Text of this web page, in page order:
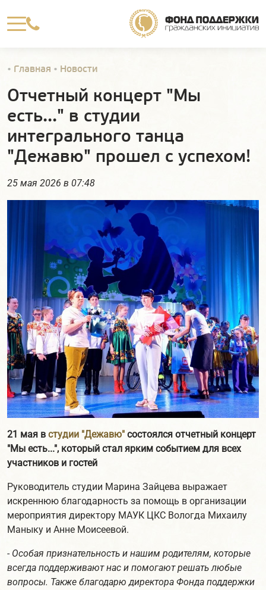

• Главная • Новости
Отчетный концерт "Мы
есть..." в студии
интегрального танца
"Дежавю" прошел с успехом!
25 мая 2026 в 07:48
21 мая в студии "Дежавю" состоялся отчетный концерт
"Мы есть...", который стал ярким событием для всех
участников и гостей
Руководитель студии Марина Зайцева выражает
искреннюю благодарность за помощь в организации
мероприятия директору МАУК ЦКС Вологда Михаилу
Маныку и Анне Моисеевой.
- Особая признательность и нашим родителям, которые
всегда поддерживают нас и помогают решать любые
вопросы. Также благодарю директора Фонда поддержки